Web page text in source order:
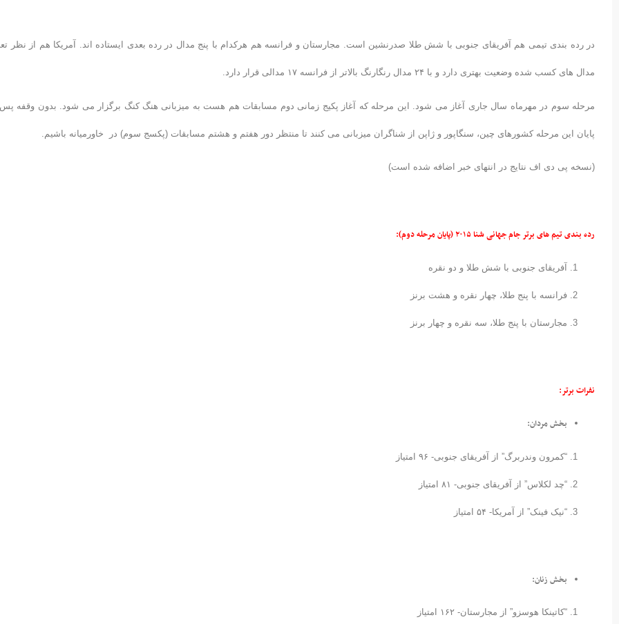
در رده بندی تیمی هم آفریقای جنوبی با شش طلا صدرنشین است. مجارستان و فرانسه هم هرکدام با پنج مدال در رده بعدی ایستاده اند. آمریکا هم از نظر
مدال های کسب شده وضعیت بهتری دارد و با ۲۴ مدال رنگارنگ بالاتر از فرانسه ۱۷ مدالی قرار دارد.
مرحله سوم در مهرماه سال جاری آغاز می شود. این مرحله که آغاز پکیج زمانی دوم مسابقات هم هست به میزبانی هنگ کنگ برگزار می شود. بدون وقفه
پایان این مرحله کشورهای چین، سنگاپور و ژاپن از شناگران میزبانی می کنند تا منتظر دور هفتم و هشتم مسابقات (پکسج سوم) در خاورمیانه باشیم.
(نسخه پی دی اف نتایج در انتهای خبر اضافه شده است)
رده بندی تیم های برتر جام جهانی شنا ۲۰۱۵ (پایان مرحله دوم):
آفریقای جنوبی با شش طلا و دو نقره
فرانسه با پنج طلا، چهار نقره و هشت برنز
مجارستان با پنج طلا، سه نقره و چهار برنز
نفرات برتر:
بخش مردان:
“کمرون وندربرگ” از آفریقای جنوبی- ۹۶ امتیاز
“چد لکلاس” از آفریقای جنوبی- ۸۱ امتیاز
“نیک فینک” از آمریکا- ۵۴ امتیاز
بخش زنان:
“کاتینکا هوسزو” از مجارستان- ۱۶۲ امتیاز